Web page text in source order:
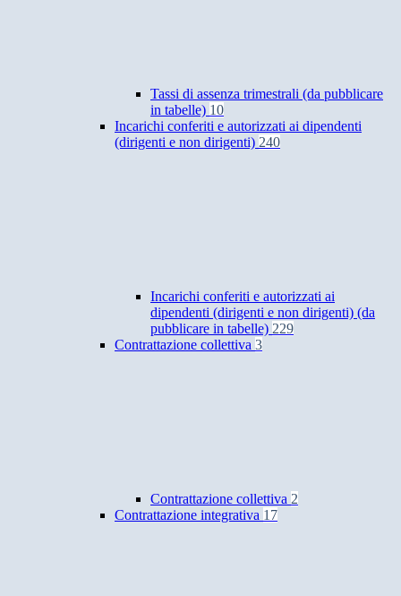
Tassi di assenza trimestrali (da pubblicare
in tabelle) 10
Incarichi conferiti e autorizzati ai dipendenti
(dirigenti e non dirigenti) 240
Incarichi conferiti e autorizzati ai
dipendenti (dirigenti e non dirigenti) (da
pubblicare in tabelle) 229
Contrattazione collettiva 3
Contrattazione collettiva 2
Contrattazione integrativa 17